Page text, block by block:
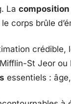
La
corps brûle
crédible,
St Jeor
essentiels :